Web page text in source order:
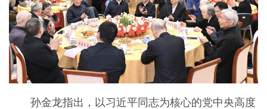
孙金龙指出，以习近平同志为核心的党中央高度